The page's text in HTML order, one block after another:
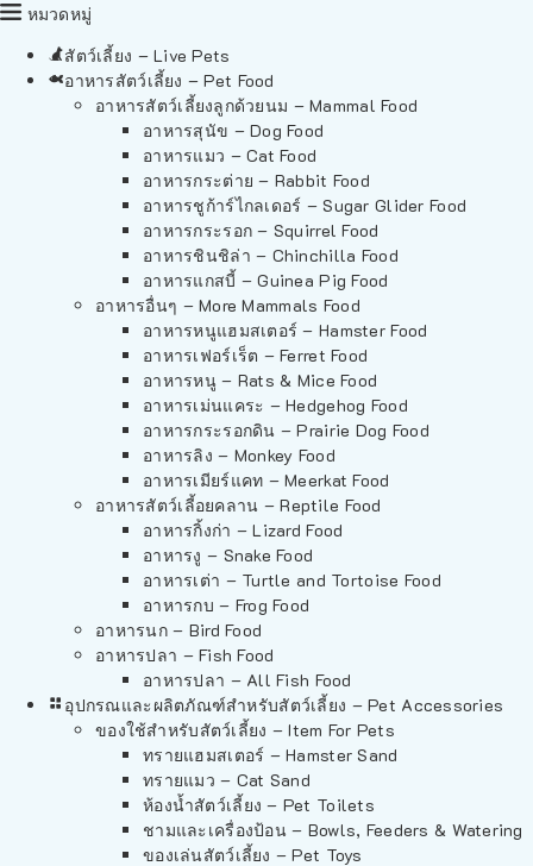
หมวดหมู่
สัตว์เลี้ยง – Live Pets
อาหารสัตว์เลี้ยง – Pet Food
อาหารสัตว์เลี้ยงลูกด้วยนม – Mammal Food
อาหารสุนัข – Dog Food
อาหารแมว – Cat Food
อาหารกระต่าย – Rabbit Food
อาหารชูก้าร์ไกลเดอร์ – Sugar Glider Food
อาหารกระรอก – Squirrel Food
อาหารชินชิล่า – Chinchilla Food
อาหารแกสบี้ – Guinea Pig Food
อาหารอื่นๆ – More Mammals Food
อาหารหนูแฮมสเตอร์ – Hamster Food
อาหารเฟอร์เร็ต – Ferret Food
อาหารหนู – Rats & Mice Food
อาหารเม่นแคระ – Hedgehog Food
อาหารกระรอกดิน – Prairie Dog Food
อาหารลิง – Monkey Food
อาหารเมียร์แคท – Meerkat Food
อาหารสัตว์เลี้อยคลาน – Reptile Food
อาหารกิ้งก่า – Lizard Food
อาหารงู – Snake Food
อาหารเต่า – Turtle and Tortoise Food
อาหารกบ – Frog Food
อาหารนก – Bird Food
อาหารปลา – Fish Food
อาหารปลา – All Fish Food
อุปกรณและผลิตภัณฑ์สำหรับสัตว์เลี้ยง – Pet Accessories
ของใช้สำหรับสัตว์เลี้ยง – Item For Pets
ทรายแฮมสเตอร์ – Hamster Sand
ทรายแมว – Cat Sand
ห้องน้ำสัตว์เลี้ยง – Pet Toilets
ชามและเครื่องป้อน – Bowls, Feeders & Watering
ของเล่นสัตว์เลี้ยง – Pet Toys